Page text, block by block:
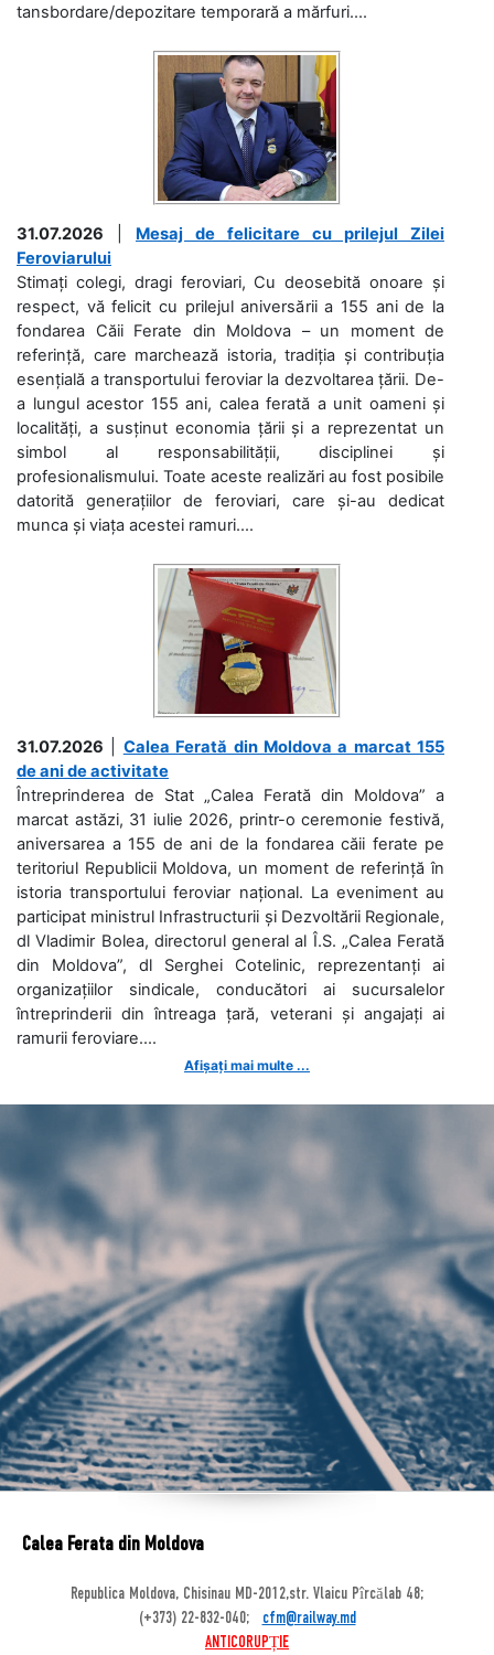
tansbordare/depozitare temporară a mărfuri....
31.07.2026
Mesaj de felicitare cu prilejul Zilei
Feroviarului
Stimați colegi, dragi feroviari, Cu deosebită onoare și
respect, vă felicit cu prilejul aniversării a 155 ani de la
fondarea Căii Ferate din Moldova – un moment de
referință, care marchează istoria, tradiția și contribuția
esențială a transportului feroviar la dezvoltarea țării. De-
a lungul acestor 155 ani, calea ferată a unit oameni și
localități, a susținut economia țării și a reprezentat un
simbol al responsabilității, disciplinei și
profesionalismului. Toate aceste realizări au fost posibile
datorită generațiilor de feroviari, care și-au dedicat
munca și viața acestei ramuri....
31.07.2026
Calea Ferată din Moldova a marcat 155
de ani de activitate
Întreprinderea de Stat „Calea Ferată din Moldova” a
marcat astăzi, 31 iulie 2026, printr-o ceremonie festivă,
aniversarea a 155 de ani de la fondarea căii ferate pe
teritoriul Republicii Moldova, un moment de referință în
istoria transportului feroviar național. La eveniment au
participat ministrul Infrastructurii și Dezvoltării Regionale,
dl Vladimir Bolea, directorul general al Î.S. „Calea Ferată
din Moldova”, dl Serghei Cotelinic, reprezentanți ai
organizațiilor sindicale, conducători ai sucursalelor
întreprinderii din întreaga țară, veterani și angajați ai
ramurii feroviare....
Afișați mai multe ...
Calea Ferata din Moldova
Republica Moldova, Chisinau MD-2012,str. Vlaicu Pîrcălab 48;
(+373) 22-832-040;
cfm@railway.md
ANTICORUPȚIE